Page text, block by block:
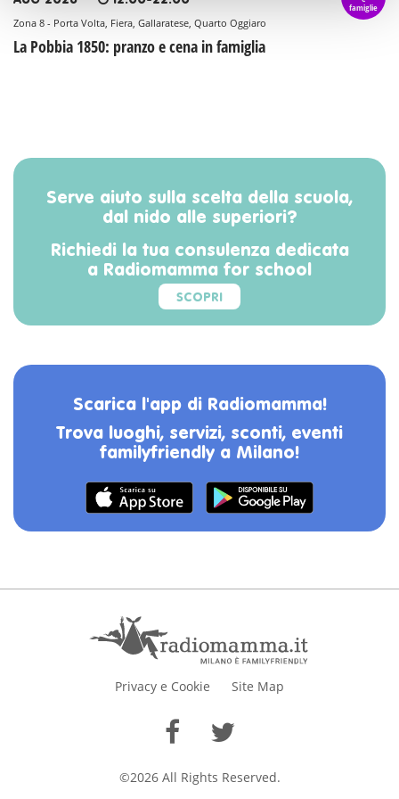
Zona 8 - Porta Volta, Fiera, Gallaratese, Quarto Oggiaro
La Pobbia 1850: pranzo e cena in famiglia
famiglie
Serve aiuto sulla scelta della scuola,
dal nido alle superiori?
Richiedi la tua consulenza dedicata
a Radiomamma for school
SCOPRI
Scarica l'app di Radiomamma!
Trova luoghi, servizi, sconti, eventi
familyfriendly a Milano!
Privacy e Cookie Site Map
©2026 All Rights Reserved.